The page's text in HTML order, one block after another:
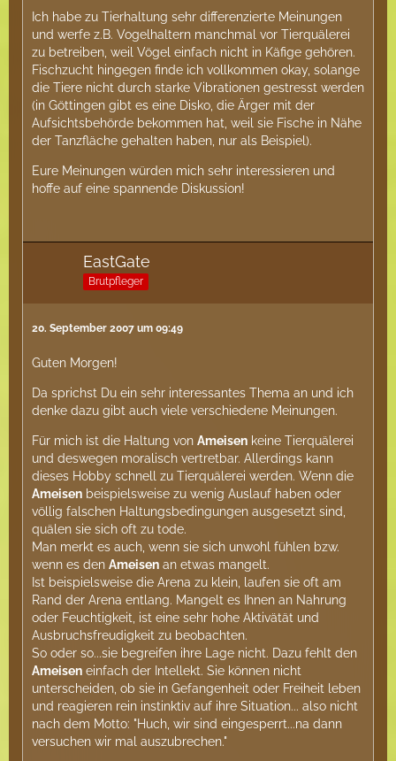
Ich habe zu Tierhaltung sehr differenzierte Meinungen
und werfe z.B. Vogelhaltern manchmal vor Tierquälerei
zu betreiben, weil Vögel einfach nicht in Käfige gehören.
Fischzucht hingegen finde ich vollkommen okay, solange
die Tiere nicht durch starke Vibrationen gestresst werden
(in Göttingen gibt es eine Disko, die Ärger mit der
Aufsichtsbehörde bekommen hat, weil sie Fische in Nähe
der Tanzfläche gehalten haben, nur als Beispiel).
Eure Meinungen würden mich sehr interessieren und
hoffe auf eine spannende Diskussion!
EastGate
Brutpfleger
20. September 2007 um 09:49
Guten Morgen!
Da sprichst Du ein sehr interessantes Thema an und ich
denke dazu gibt auch viele verschiedene Meinungen.
Für mich ist die Haltung von Ameisen keine Tierquälerei
und deswegen moralisch vertretbar. Allerdings kann
dieses Hobby schnell zu Tierquälerei werden. Wenn die
Ameisen beispielsweise zu wenig Auslauf haben oder
völlig falschen Haltungsbedingungen ausgesetzt sind,
quälen sie sich oft zu tode.
Man merkt es auch, wenn sie sich unwohl fühlen bzw.
wenn es den Ameisen an etwas mangelt.
Ist beispielsweise die Arena zu klein, laufen sie oft am
Rand der Arena entlang. Mangelt es Ihnen an Nahrung
oder Feuchtigkeit, ist eine sehr hohe Aktivätät und
Ausbruchsfreudigkeit zu beobachten.
So oder so...sie begreifen ihre Lage nicht. Dazu fehlt den
Ameisen einfach der Intellekt. Sie können nicht
unterscheiden, ob sie in Gefangenheit oder Freiheit leben
und reagieren rein instinktiv auf ihre Situation... also nicht
nach dem Motto: "Huch, wir sind eingesperrt...na dann
versuchen wir mal auszubrechen."